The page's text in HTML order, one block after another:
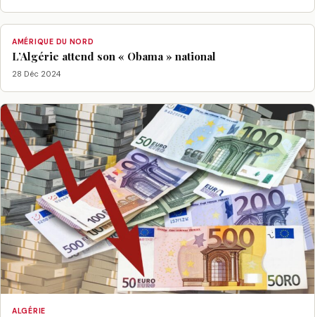
AMÉRIQUE DU NORD
L’Algérie attend son « Obama » national
28 Déc 2024
ALGÉRIE